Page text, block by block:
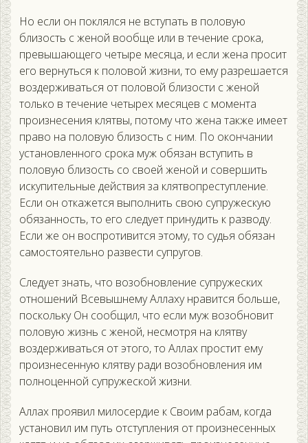
Но если он поклялся не вступать в половую
близость с женой вообще или в течение срока,
превышающего четыре месяца, и если жена просит
его вернуться к половой жизни, то ему разрешается
воздерживаться от половой близости с женой
только в течение четырех месяцев с момента
произнесения клятвы, потому что жена также имеет
право на половую близость с ним. По окончании
установленного срока муж обязан вступить в
половую близость со своей женой и совершить
искупительные действия за клятвопреступление.
Если он откажется выполнить свою супружескую
обязанность, то его следует принудить к разводу.
Если же он воспротивится этому, то судья обязан
самостоятельно развести супругов.
Следует знать, что возобновление супружеских
отношений Всевышнему Аллаху нравится больше,
поскольку Он сообщил, что если муж возобновит
половую жизнь с женой, несмотря на клятву
воздерживаться от этого, то Аллах простит ему
произнесенную клятву ради возобновления им
полноценной супружеской жизни.
Аллах проявил милосердие к Своим рабам, когда
установил им путь отступления от произнесенных